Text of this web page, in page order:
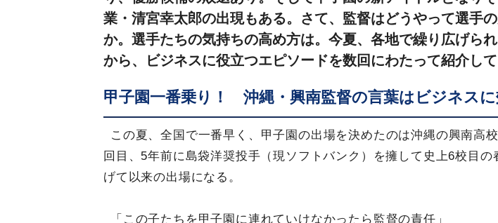
業・清宮幸太郎の出現もある。さて、監督はどうやって選手
か。選手たちの気持ちの高め方は。今夏、各地で繰り広げら
から、ビジネスに役立つエピソードを数回にわたって紹介して
甲子園一番乗り！ 沖縄・興南監督の言葉はビジネスに
この夏、全国で一番早く、甲子園の出場を決めたのは沖縄の興南高
回目、5年前に島袋洋奨投手（現ソフトバンク）を擁して史上6校目の
げて以来の出場になる。
「この子たちを甲子園に連れていけなかったら監督の責任」